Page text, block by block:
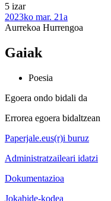
5 izar
2023ko mar. 21a
Aurrekoa Hurrengoa
Gaiak
Poesia
Egoera ondo bidali da
Errorea egoera bidaltzean
Paperjale.eus(r)i buruz
Administratzaileari idatzi
Dokumentazioa
Jokabide-kodea